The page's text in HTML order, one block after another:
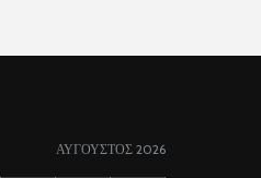
ΑΎΓΟΥΣΤΟΣ 2026